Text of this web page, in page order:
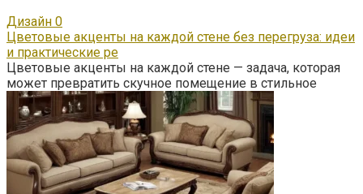
Дизайн 0
Цветовые акценты на каждой стене без перегруза: идеи
и практические ре
Цветовые акценты на каждой стене — задача, которая
может превратить скучное помещение в стильное